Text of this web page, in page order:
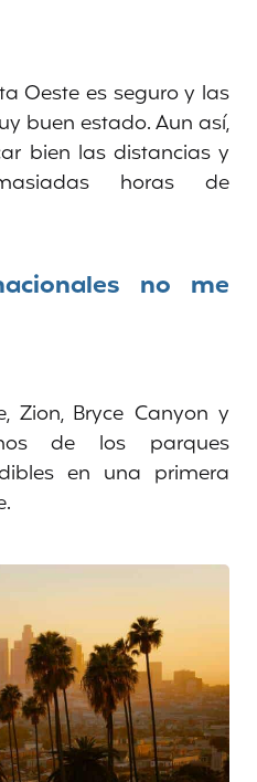
Oeste es seguro y las
buen estado. Aun así,
bien las distancias y
horas de
no me
Zion, Bryce Canyon y
de los parques
en una primera